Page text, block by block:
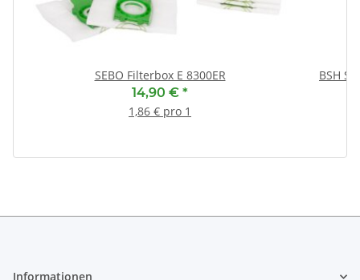
SEBO Filterbox E 8300ER
14,90 € *
1,86 € pro 1
BSH
Informationen